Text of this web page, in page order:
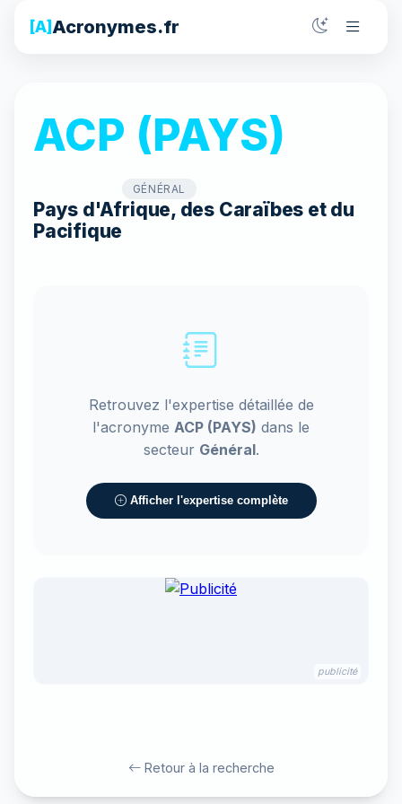
[A]Acronymes.fr
ACP (PAYS)
GÉNÉRAL
Pays d'Afrique, des Caraïbes et du
Pacifique
Retrouvez l'expertise détaillée de
l'acronyme ACP (PAYS) dans le
secteur Général.
Afficher l'expertise complète
publicité
Retour à la recherche